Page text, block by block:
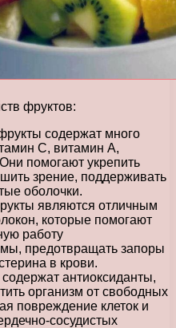
фруктов:
содержат много
C, витамин A,
помогают укрепить
зрение, поддерживать
оболочки.
являются отличным
которые помогают
работу
предотвращать запоры
в крови.
антиоксиданты,
организм от свободных
повреждение клеток и
сосудистых